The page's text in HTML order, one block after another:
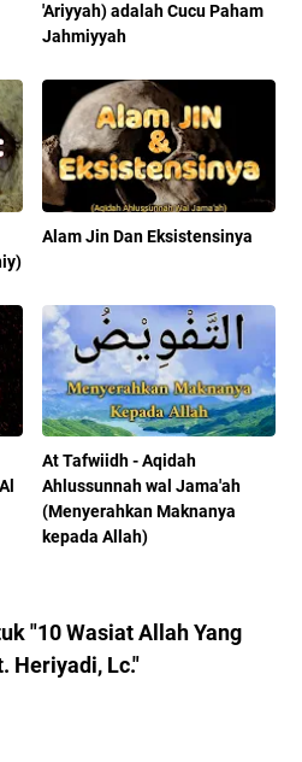
'Ariyyah) adalah Cucu Paham
Jahmiyyah
Alam Jin Dan Eksistensinya
At Tafwiidh - Aqidah
Ahlussunnah wal Jama'ah
(Menyerahkan Maknanya
kepada Allah)
"10 Wasiat Allah Yang
Heriyadi, Lc."